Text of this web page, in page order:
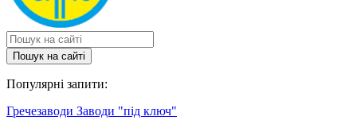
Пошук на сайтi
Популярні запити:
Гречезаводи Заводи "під ключ"